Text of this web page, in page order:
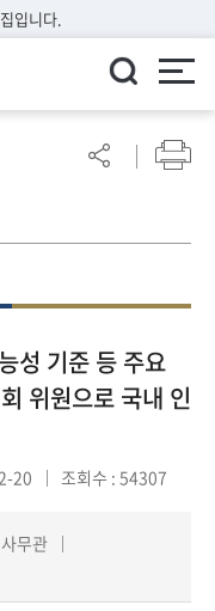
입니다.
성 기준 등 주요
위원으로 국내 인
20 조회수 : 54307
무관